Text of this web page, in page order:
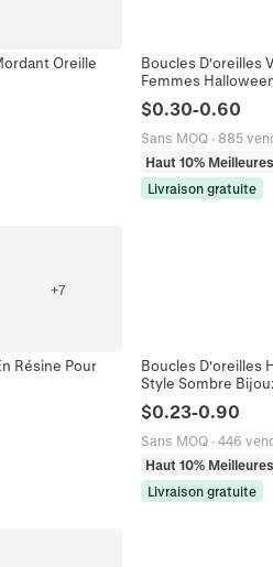
Oreille
Boucles D'oreilles
Femmes
$0.30-0.60
Sans MOQ · 885
Haut 10%
Livraison gratuite
+7
Résine Pour
Boucles D'oreilles
Style Sombre
$0.23-0.90
Sans MOQ · 446
Haut 10%
Livraison gratuite